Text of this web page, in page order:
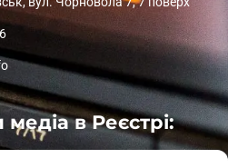
в Реєстрі: